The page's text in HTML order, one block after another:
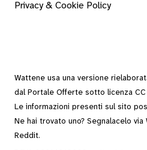
Privacy & Cookie Policy
Wattene usa una versione
dal Portale Offerte sotto licenza
Le informazioni presenti sul sito
Ne hai trovato uno? Segnalacelo via
Reddit.